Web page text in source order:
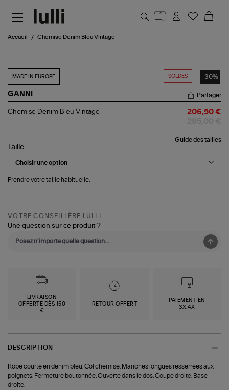
Accueil Chemise Denim Bleu Vintage
SOLDES -30%
MADE IN EUROPE
GANNI
Chemise
Partager
Chemise Denim Bleu Vintage 206,50 €
Guide des tailles
Taille
Prendre votre taille habituelle.
VOTRE CONSEILLÈRE LULLI
Une question sur ce produit ?
LIVRAISON
OFFERTE DÈS 150
€
RETOUR OFFERT
PAIEMENT EN
3X,4X
DESCRIPTION
Robe courte en denim bleu. Col chemise. Manches longues resserrées aux
poignets. Fermeture boutonnée. Ouverte dans le dos. Coupe droite. Base
droite.